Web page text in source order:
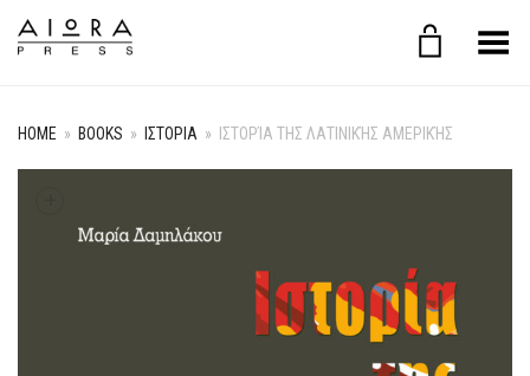
Toggle Menu
HOME » BOOKS » ΙΣΤΟΡΙΑ » ΙΣΤΟΡΊΑ ΤΗΣ ΛΑΤΙΝΙΚΉΣ ΑΜΕΡΙΚΉΣ